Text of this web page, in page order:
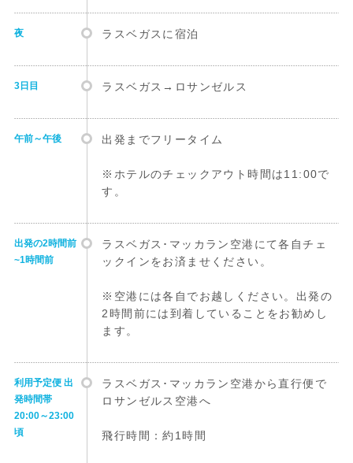
夜 ラスベガスに宿泊
3日目 ラスベガス→ロサンゼルス
午前～午後 出発までフリータイム
※ホテルのチェックアウト時間は11:00で
す。
出発の2時間前
~1時間前
ラスベガス･マッカラン空港にて各自チェ
ックインをお済ませください。
※空港には各自でお越しください。出発の
2時間前には到着していることをお勧めし
ます。
利用予定便 出
発時間帯
20:00～23:00
頃
ラスベガス･マッカラン空港から直行便で
ロサンゼルス空港へ
飛行時間：約1時間